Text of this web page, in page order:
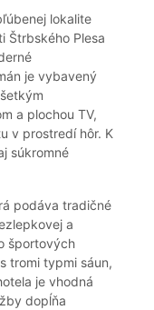
lokalite
Štrbského Plesa
je vybavený
a plochou TV,
v prostredí hôr. K
súkromné
podáva tradičné
a
športových
tromi typmi sáun,
je vhodná
dopĺňa